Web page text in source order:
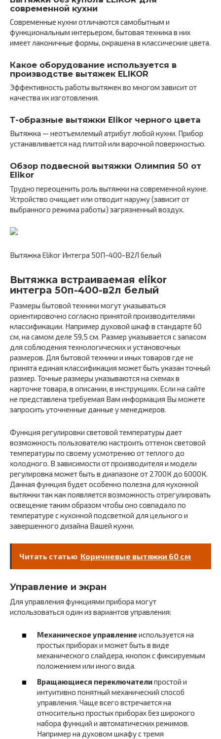
современной кухни
Современные кухни отличаются самобытным и
функциональным интерьером, бытовая техника в них
имеет лаконичные формы, окрашена в классические цвета.
Какое оборудование используется в
производстве вытяжек ELIKOR
Эффективность работы вытяжек во многом зависит от
качества их изготовления.
Т-образные вытяжки Elikor черного цвета
Вытяжка — неотъемлемый атрибут любой кухни. Прибор
устанавливается над плитой или варочной поверхностью.
Обзор подвесной вытяжки Олимпия 50 от
Elikor
Трудно переоценить роль вытяжки на современной кухне.
Устройство очищает или отводит наружу (зависит от
выбранного режима работы) загрязненный воздух.
Вытяжка Elikor Интегра 50П-400-В2Л белый
Вытяжка встраиваемая elikor
интегра 50п-400-в2л белый
Размеры бытовой техники могут указываться
ориентировочно согласно принятой производителями
классификации. Например духовой шкаф в стандарте 60
см, на самом деле 59,5 см. Размер указывается с запасом
для соблюдения технологических и установочных
размеров. Для бытовой техники и иных товаров где не
принята единая классификация может быть указан точный
размер. Точные размеры указываются на схемах в
карточке товара, в описании, в инструкциях. Если на сайте
не представлена требуемая Вам информация Вы можете
запросить уточненные данные у менеджеров.
Функция регулировки световой температуры дает
возможность пользователю настроить оттенок световой
температуры по своему усмотрению от теплого до
холодного. В зависимости от производителя и модели
регулировка может быть в диапазоне от 2700К до 6000К.
Данная функция будет особенно полезна для кухонной
вытяжки так как появляется возможность отрегулировать
освещение таким образом чтобы оно совпадало по
температуре с кухонной подсветкой для цельного и
завершенного дизайна Вашей кухни.
Читать статью Коричневые вытяжки 60 см
Управление и экран
Для управления функциями прибора могут
использоваться один из вариантов управления:
Механическое управлениеиспользуется на
простых приборах и может быть в виде
механического слайдера, кнопок с фиксируемым
положением или иного вида.
Вращающиеся переключателипростой и
интуитивно понятный механический способ
управления. Чаще всего встречается на
относительно простых приборах без широкого
набора функций и автоматических режимов.
Например на духовом шкафу с тремя